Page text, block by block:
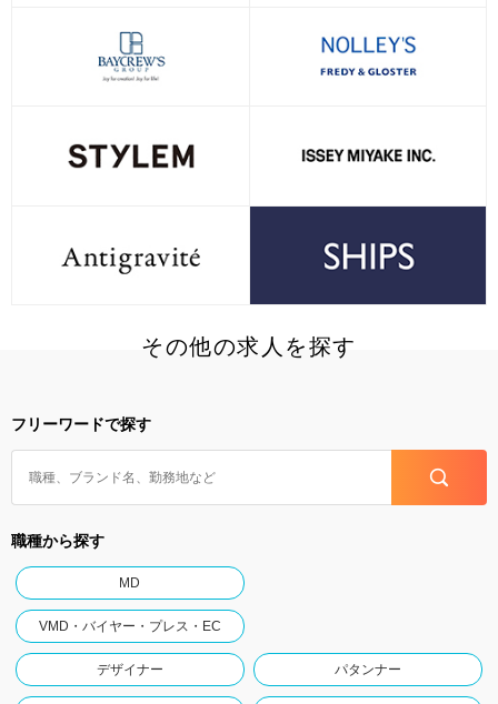
その他の求人を探す
フリーワードで探す
職種から探す
MD
VMD・バイヤー・プレス・EC
デザイナー パタンナー